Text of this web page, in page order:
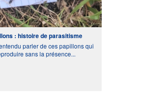
: histoire de parasitisme
parler de ces papillons qui
sans la présence...